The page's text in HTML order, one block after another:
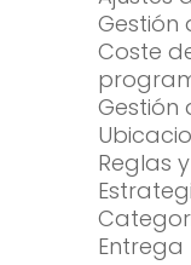
Gestión
Coste
Gestión
Reglas
Entrega